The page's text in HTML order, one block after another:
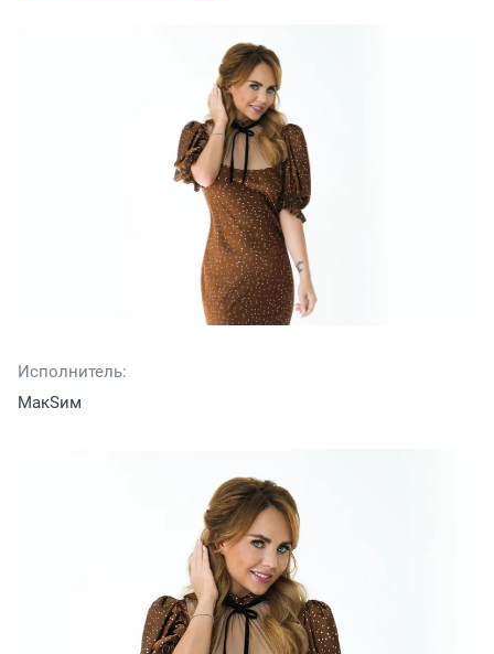
Исполнитель:
МакSим